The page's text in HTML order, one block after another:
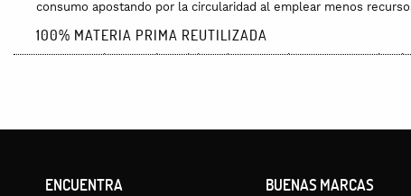
consumo apostando por la circularidad al emplear menos
100% MATERIA PRIMA REUTILIZADA
Estos pantalones se han elaborado con retales vaqueros
ENCUENTRA BUENAS MARCAS